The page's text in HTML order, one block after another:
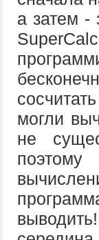
а затем -
могли
не